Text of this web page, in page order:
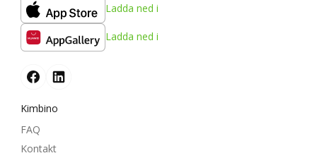
Ladda ned i
Ladda ned i
Kimbino
FAQ
Kontakt